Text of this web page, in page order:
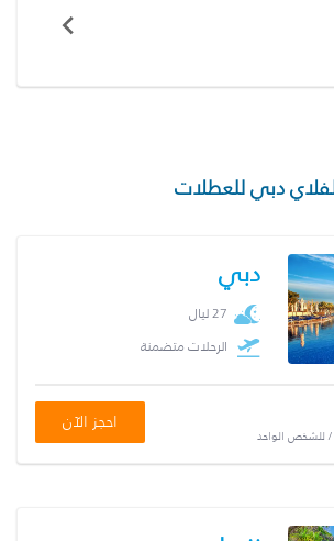
دبي للعطلات
دبي
27 ليال
الرحلات متضمنة
/ للشخص الواحد
احجز الآن